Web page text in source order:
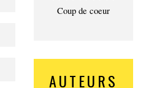
Coup de coeur
AUTEURS